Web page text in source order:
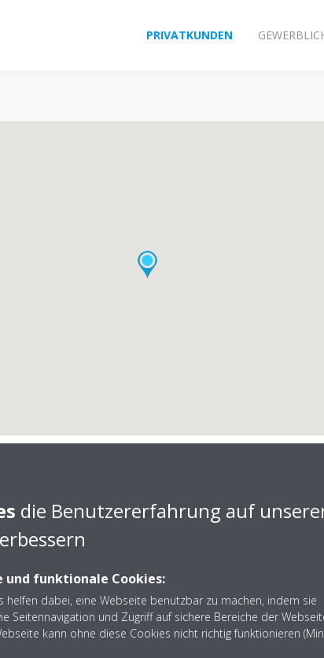
PRIVATKUNDEN
Schmalholz GmbH
Schmalholz GmbH aus Rastatt. Nehmen Sie Kontakt
die Benutzererfahrung auf
und funktionale Cookies:
helfen dabei, eine Webseite benutzbar zu machen, indem sie
Seitennavigation und Zugriff auf sichere Bereiche der
kann ohne diese Cookies nicht richtig funktionieren